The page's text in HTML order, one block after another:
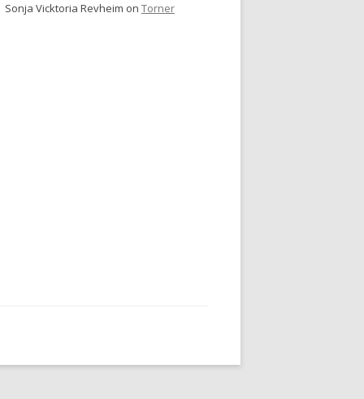
Sonja Vicktoria Revheim on Torner